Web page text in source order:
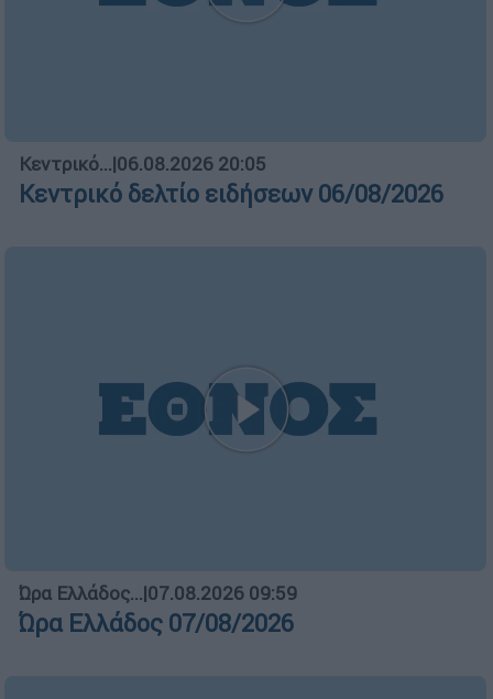
Κεντρικό...|06.08.2026 20:05
Κεντρικό δελτίο ειδήσεων 06/08/2026
Ώρα Ελλάδος...|07.08.2026 09:59
Ώρα Ελλάδος 07/08/2026